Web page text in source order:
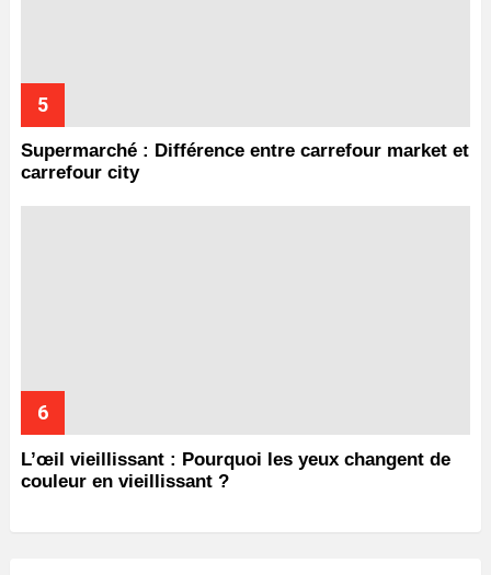
Supermarché : Différence entre carrefour market et
carrefour city
L’œil vieillissant : Pourquoi les yeux changent de
couleur en vieillissant ?